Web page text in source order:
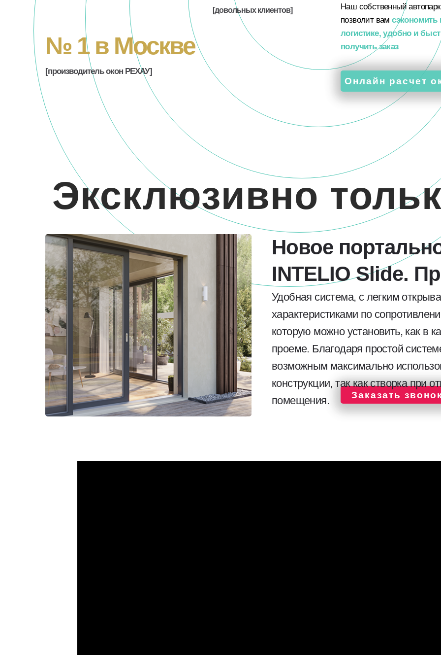
Наш собственный автопарк
позволит вамсэкономить
логистике, удобно и
получить заказ
Онлайн расчет
[довольных клиентов]
№ 1 в Москве
[производитель окон РЕХАУ]
Эксклюзивно
Заказать
Новое
INTELIO Slide.
Удобная система, с легким
характеристиками по
которую можно установить, как в
проеме. Благодаря простой
возможным максимально
конструкции, так как створка при
помещения.